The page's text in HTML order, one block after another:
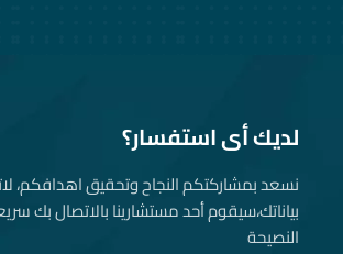
لديك أى استفسار؟
نسعد بمشاركتكم النجاح وتحقيق اهدافكم،
بياناتك، سيقوم أحد مستشارينا بالاتصال بك
النصيحة